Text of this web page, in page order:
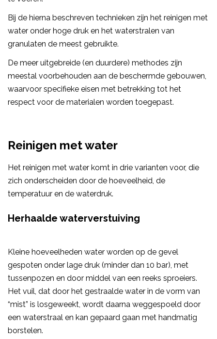
Bij de hierna beschreven technieken zijn het reinigen met
water onder hoge druk en het waterstralen van
granulaten de meest gebruikte.
De meer uitgebreide (en duurdere) methodes zijn
meestal voorbehouden aan de beschermde gebouwen,
waarvoor specifieke eisen met betrekking tot het
respect voor de materialen worden toegepast.
Reinigen met water
Het reinigen met water komt in drie varianten voor, die
zich onderscheiden door de hoeveelheid, de
temperatuur en de waterdruk.
Herhaalde waterverstuiving
Kleine hoeveelheden water worden op de gevel
gespoten onder lage druk (minder dan 10 bar), met
tussenpozen en door middel van een reeks sproeiers.
Het vuil, dat door het gestraalde water in de vorm van
“mist” is losgeweekt, wordt daarna weggespoeld door
een waterstraal en kan gepaard gaan met handmatig
borstelen.